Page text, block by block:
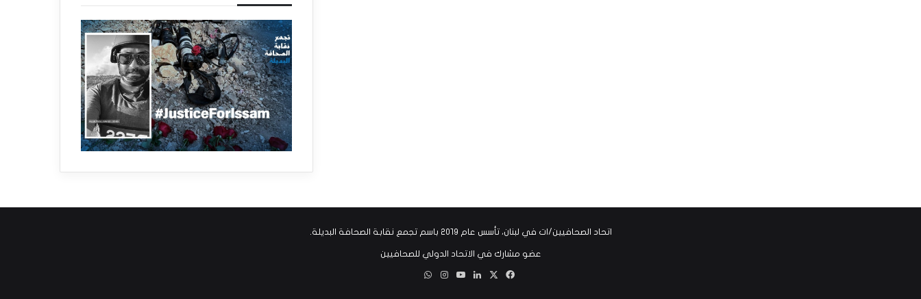
اتحاد الصحافيين/ات في لبنان، تأسس عام ٢٠١٩ باسم تجمع نقابة الصحافة البديلة.
عضو مشارك في الاتحاد الدولي للصحافيين
فيسبوك لينكدإن‫YouTubeانستقرام